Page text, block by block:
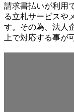
請求書払いが利用
る立札サービスや
す。その為、法人
上で対応する事が